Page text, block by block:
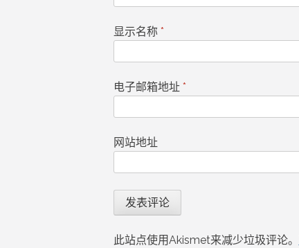
显示名称 *
电子邮箱地址 *
网站地址
此站点使用Akismet来减少垃圾评论。